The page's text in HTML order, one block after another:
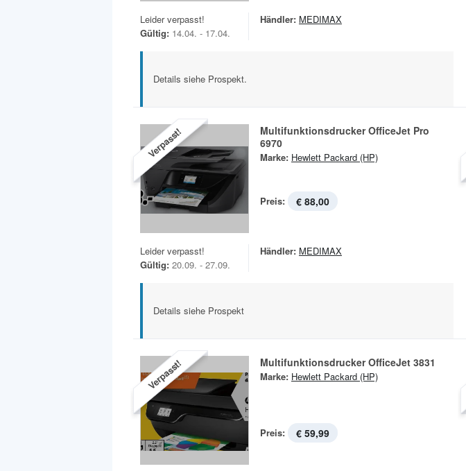
Leider verpasst!
Gültig: 14.04. - 17.04.
Händler: MEDIMAX
Details siehe Prospekt.
Verpasst!
Multifunktionsdrucker OfficeJet Pro
6970
Marke: Hewlett Packard (HP)
Preis: € 88,00
Leider verpasst!
Gültig: 20.09. - 27.09.
Händler: MEDIMAX
Details siehe Prospekt
Verpasst! Multifunktionsdrucker OfficeJet 3831
Marke: Hewlett Packard (HP)
Preis: € 59,99